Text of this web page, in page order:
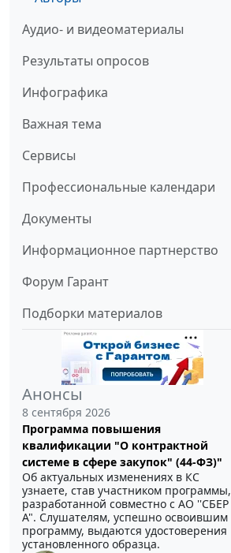
Аудио- и видеоматериалы
Результаты опросов
Инфографика
Важная тема
Сервисы
Профессиональные календари
Документы
Информационное партнерство
Форум Гарант
Подборки материалов
Анонсы
8 сентября 2026
Программа повышения
квалификации "О контрактной
системе в сфере закупок" (44-ФЗ)"
Об актуальных изменениях в КС
узнаете, став участником программы,
разработанной совместно с АО ''СБЕР
А". Слушателям, успешно освоившим
программу, выдаются удостоверения
установленного образца.